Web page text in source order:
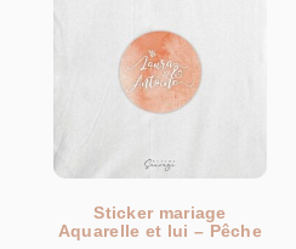
Sticker mariage
Aquarelle et lui – Pêche